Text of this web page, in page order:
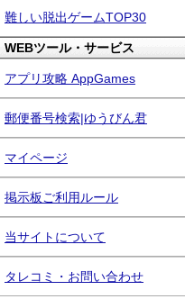
難しい脱出ゲームTOP30
WEBツール・サービス
アプリ攻略 AppGames
郵便番号検索|ゆうびん君
マイページ
掲示板ご利用ルール
当サイトについて
タレコミ・お問い合わせ